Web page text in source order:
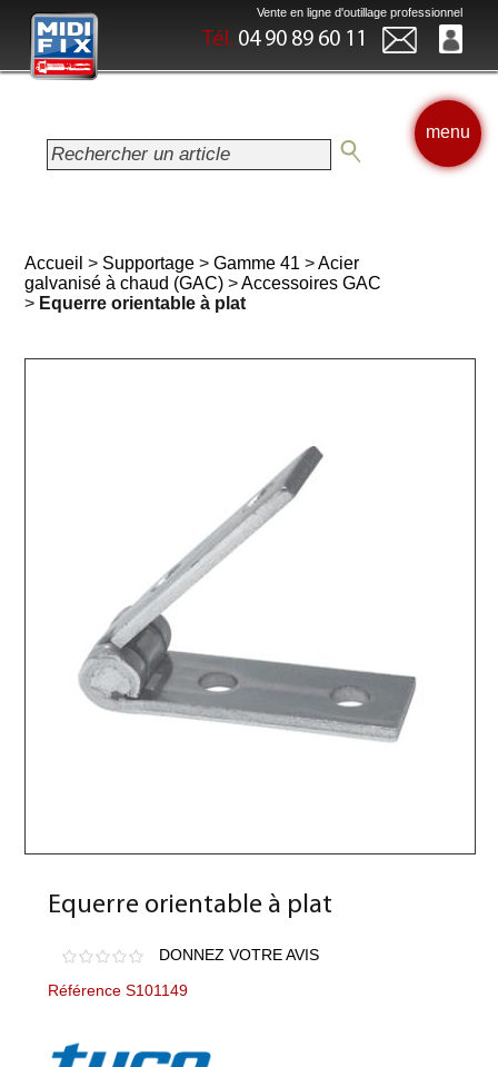
Vente en ligne d'outillage professionnel
Tél. 04 90 89 60 11
menu
Accueil > Supportage >Gamme 41 >Acier
galvanisé à chaud (GAC) >Accessoires GAC
> Equerre orientable à plat
Equerre orientable à plat
DONNEZ VOTRE AVIS
Référence S101149